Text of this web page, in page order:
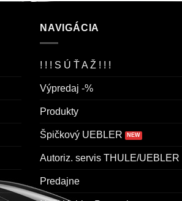
NAVIGÁCIA
! ! ! S Ú Ť A Ž ! ! !
Výpredaj -%
Produkty
Špičkový UEBLER
Autoriz. servis THULE/UEBLER
Predajne